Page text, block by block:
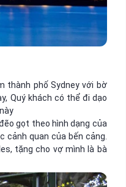
thành phố Sydney với bờ
Quý khách có thể đi dạo
gọt theo hình dạng của
quan của bến cảng.
tặng cho vợ mình là bà